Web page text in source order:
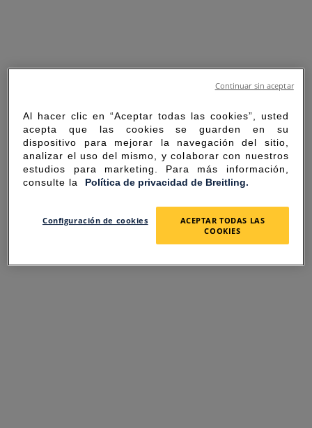
SORRY FOR THE
INCONVENIENCE
Al hacer clic en “Aceptar todas las cookies”, usted
acepta que las cookies se guarden en su
dispositivo para mejorar la navegación del sitio,
analizar el uso del mismo, y colaborar con nuestros
estudios para marketing. Para más información,
consulte la Política de privacidad de Breitling.
Configuración de cookies
ACEPTAR TODAS LAS
COOKIES
Continuar sin aceptar